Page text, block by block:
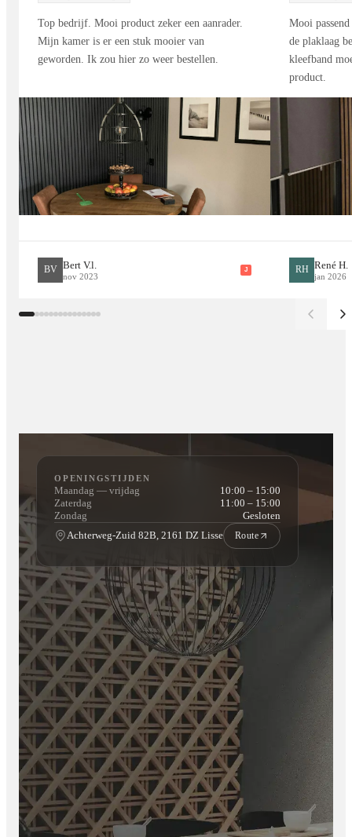
Met montagekit bevestig je de panelen stevig en strak, zonder
stof of rommel.
Geschikt voor iedere ruimte
Dankzij de waterafstotende en onderhoudsvriendelijke
afwerking zijn de panelen geschikt voor vrijwel elke ruimte.
Perfect voor:
Slaapkamers
Badkamers
Keukens
schoon te maken, waardoor ze ideaal zijn voor dagelijks
gebruik.
Sterke en duurzame bamboe kern
De kern van de panelen bestaat uit bamboe: een sterk, flexibel
en milieuvriendelijk materiaal. Bamboe groeit snel terug en is
daardoor een duurzamere keuze dan veel traditionele
materialen zoals MDF of PVC.
Waarom kiezen voor een bamboe kern?
Lichtgewicht maar zeer stevig
Flexibel voor perfecte plaatsing
Lange levensduur
Milieuvriendelijk en duurzaam
Minder belasting voor het milieu
Zo kies je niet alleen voor een stijlvolle wand, maar ook voor
Top bedrijf. Mooi product zeker een aanrader.
Mijn kamer is er een stuk mooier van
geworden. Ik zou hier zo weer bestellen.
BV Bert V.l.
nov 2023
J
Mooi
de plaklaag
kleefband
product.
RH René H.
jan 2026
OPENINGSTIJDEN
Maandag — vrijdag
10:00 – 15:00
Zaterdag
11:00 – 15:00
Zondag
Gesloten
Achterweg-Zuid 82B, 2161 DZ Lisse
Route